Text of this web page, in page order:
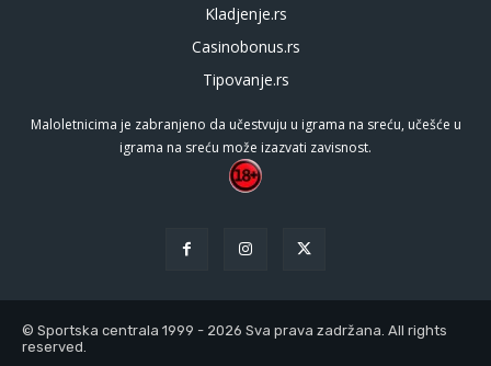
Kladjenje.rs
Casinobonus.rs
Tipovanje.rs
Maloletnicima je zabranjeno da učestvuju u igrama na sreću, učešće u
igrama na sreću može izazvati zavisnost.
© Sportska centrala 1999 - 2026 Sva prava zadržana. All rights
reserved.